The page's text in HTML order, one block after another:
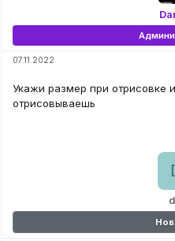
07.11.2022
Укажи размер при отрисовке
отрисовываешь